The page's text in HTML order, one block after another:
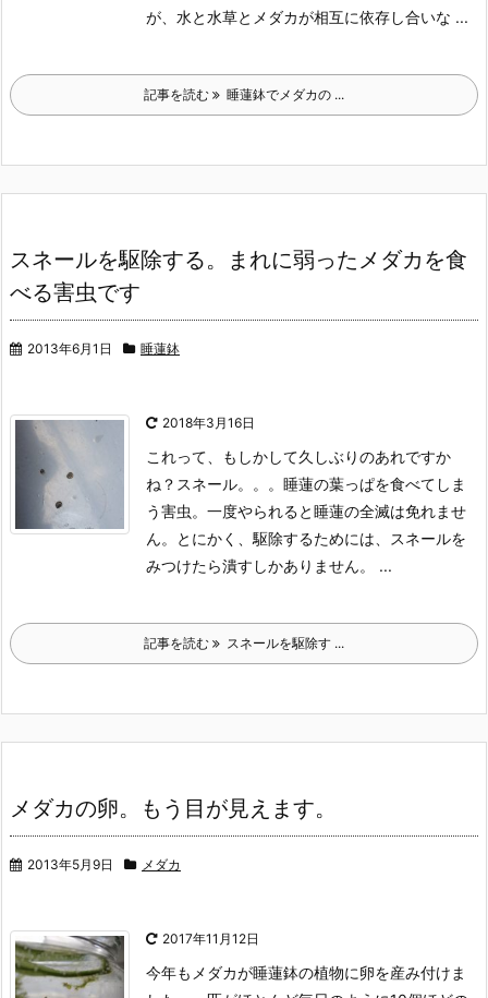
が、水と水草とメダカが相互に依存し合いな ...
記事を読む 睡蓮鉢でメダカの ...
スネールを駆除する。まれに弱ったメダカを食
べる害虫です
2013年6月1日 睡蓮鉢
2018年3月16日
これって、もしかして久しぶりのあれですか
ね？ スネール。。。 睡蓮の葉っぱを食べてしま
う害虫。 一度やられると睡蓮の全滅は免れませ
ん。とにかく、駆除するためには、スネールを
みつけたら潰すしかありません。 ...
記事を読む スネールを駆除す ...
メダカの卵。もう目が見えます。
2013年5月9日 メダカ
2017年11月12日
今年もメダカが睡蓮鉢の植物に卵を産み付けま